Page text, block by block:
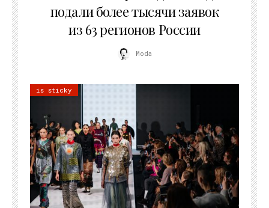
подали более тысячи заявок
из 63 регионов России
Moda
is sticky